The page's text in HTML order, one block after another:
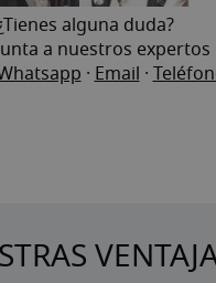
alguna duda?
a nuestros expertos
·Email ·